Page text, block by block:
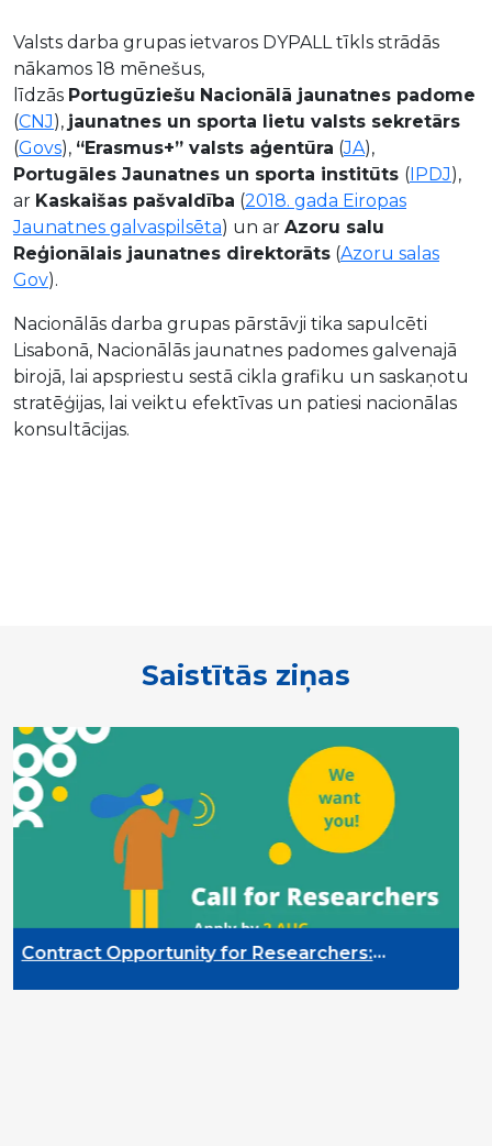
Valsts darba grupas ietvaros DYPALL tīkls strādās
nākamos 18 mēnešus,
līdzās Portugūziešu Nacionālā jaunatnes padome
(CNJ), jaunatnes un sporta lietu valsts sekretārs
(Govs), “Erasmus+” valsts aģentūra (JA),
Portugāles Jaunatnes un sporta institūts (IPDJ),
ar Kaskaišas pašvaldība (2018. gada Eiropas
Jaunatnes galvaspilsēta) un ar Azoru salu
Reģionālais jaunatnes direktorāts (Azoru salas
Gov).
Nacionālās darba grupas pārstāvji tika sapulcēti
Lisabonā, Nacionālās jaunatnes padomes galvenajā
birojā, lai apspriestu sestā cikla grafiku un saskaņotu
stratēģijas, lai veiktu efektīvas un patiesi nacionālas
konsultācijas.
Saistītās ziņas
Opportunity for Researchers: